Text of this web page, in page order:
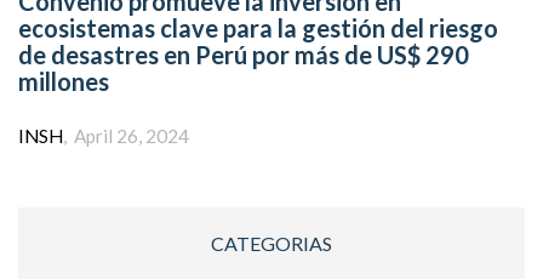
ecosistemas clave para la gestión del riesgo
de desastres en Perú por más de US$ 290
millones
Author
INSH April 26, 2024
CATEGORIAS